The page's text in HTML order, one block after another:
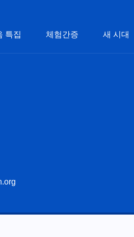
특집 체험간증 새 시대